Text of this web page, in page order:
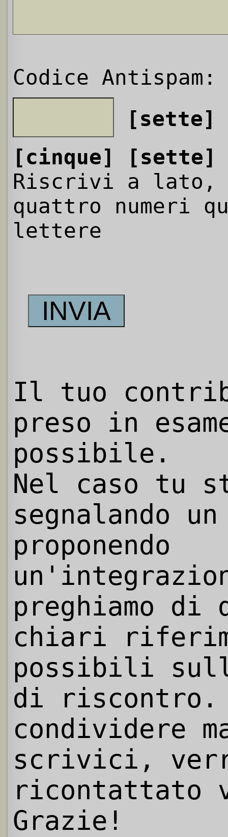
Codice Antispam:
[sette]
[cinque]
[sette]
Riscrivi a
quattro numeri
lettere
Il tuo
preso in
possibile.
Nel caso tu
segnalando
proponendo
preghiamo
chiari
possibili
di riscontro.
condividere
scrivici,
ricontattato
Grazie!